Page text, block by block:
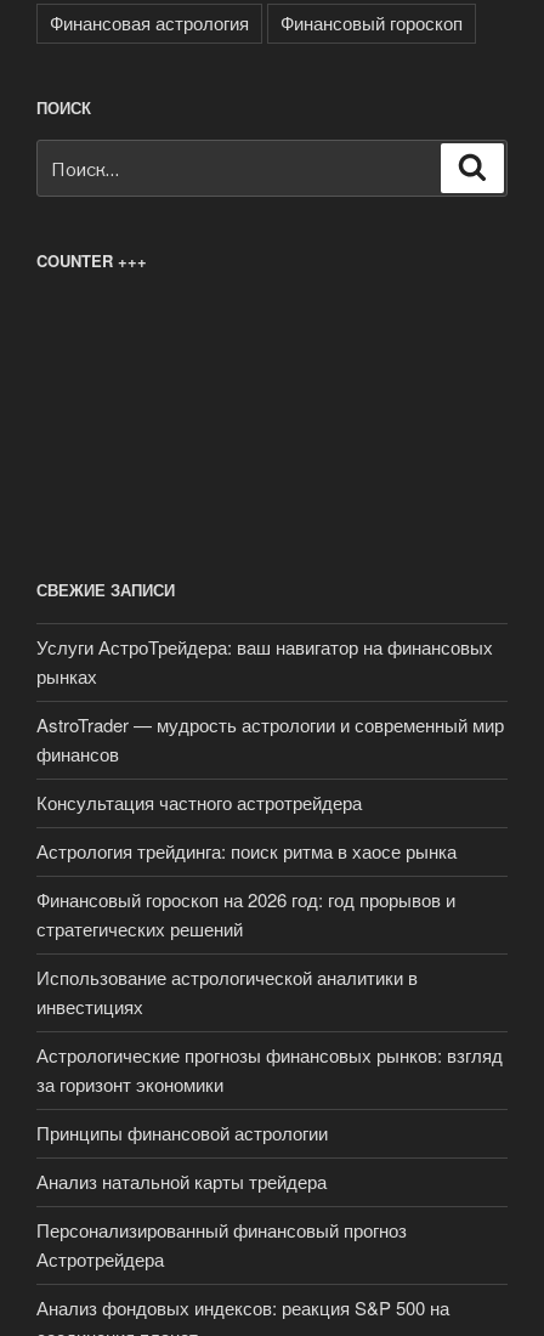
Финансовая астрология
Финансовый гороскоп
ПОИСК
COUNTER +++
СВЕЖИЕ ЗАПИСИ
Услуги АстроТрейдера: ваш навигатор на финансовых
рынках
AstroTrader — мудрость астрологии и современный мир
финансов
Консультация частного астротрейдера
Астрология трейдинга: поиск ритма в хаосе рынка
Финансовый гороскоп на 2026 год: год прорывов и
стратегических решений
Использование астрологической аналитики в
инвестициях
Астрологические прогнозы финансовых рынков: взгляд
за горизонт экономики
Принципы финансовой астрологии
Анализ натальной карты трейдера
Персонализированный финансовый прогноз
Астротрейдера
Анализ фондовых индексов: реакция S&P 500 на